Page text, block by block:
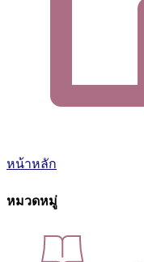
หน้าหลัก
หมวดหมู่